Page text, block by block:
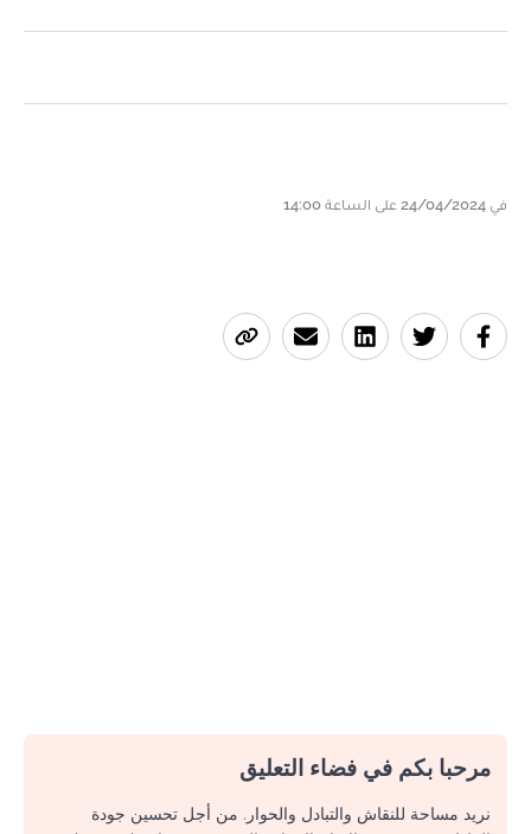
في 24/04/2024 على الساعة 14:00
مرحبا بكم في فضاء التعليق
نريد مساحة للنقاش والتبادل والحوار. من أجل تحسين جودة